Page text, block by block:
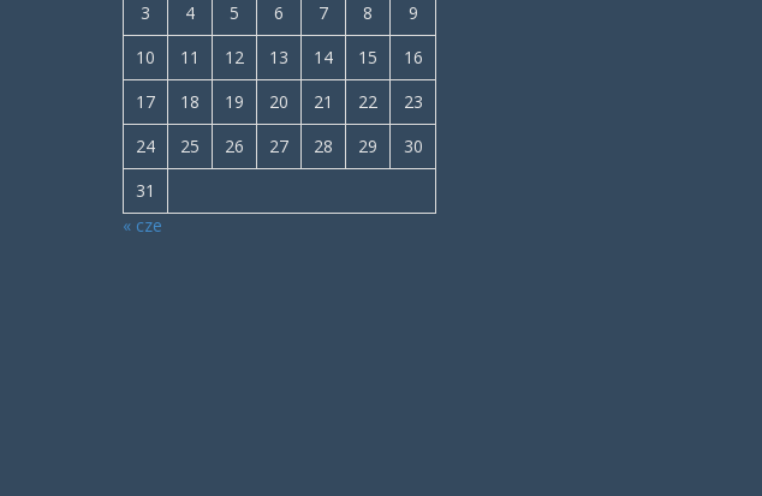
3
4 5 6 7 8
9
10
11 12 13 14 15
16
17
18 19 20 21 22
23
24
25 26 27 28 29
30
31
« cze